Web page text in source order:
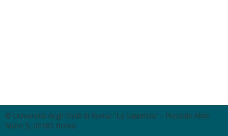
© Università degli Studi di Roma "La Sapienza" - Piazzale Aldo
Moro 5, 00185 Roma